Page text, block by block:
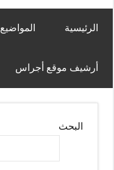
الرئيسية المواضيع
أرشيف موقع أجراس
البحث